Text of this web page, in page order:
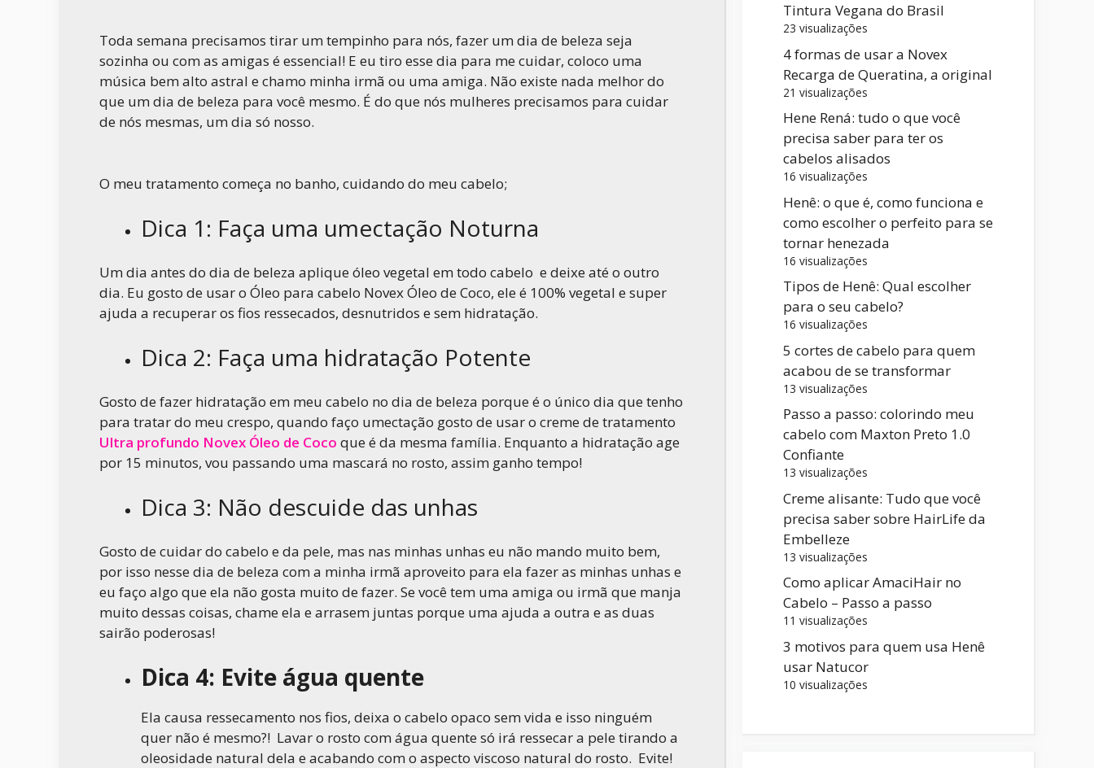
cima
ou
para
baixo
Toda semana precisamos tirar um tempinho para nós, fazer um dia de beleza seja
sozinha ou com as amigas é essencial! E eu tiro esse dia para me cuidar, coloco uma
música bem alto astral e chamo minha irmã ou uma amiga. Não existe nada melhor do
que um dia de beleza para você mesmo. É do que nós mulheres precisamos para cuidar
de nós mesmas, um dia só nosso.
O meu tratamento começa no banho, cuidando do meu cabelo;
Dica 1: Faça uma umectação Noturna
Um dia antes do dia de beleza aplique óleo vegetal em todo cabelo e deixe até o outro
dia. Eu gosto de usar o Óleo para cabelo Novex Óleo de Coco, ele é 100% vegetal e super
ajuda a recuperar os fios ressecados, desnutridos e sem hidratação.
Dica 2: Faça uma hidratação Potente
Gosto de fazer hidratação em meu cabelo no dia de beleza porque é o único dia que tenho
para tratar do meu crespo, quando faço umectação gosto de usar o creme de tratamento
Ultra profundo Novex Óleo de Coco que é da mesma família. Enquanto a hidratação age
por 15 minutos, vou passando uma mascará no rosto, assim ganho tempo!
Dica 3: Não descuide das unhas
Gosto de cuidar do cabelo e da pele, mas nas minhas unhas eu não mando muito bem,
por isso nesse dia de beleza com a minha irmã aproveito para ela fazer as minhas unhas e
eu faço algo que ela não gosta muito de fazer. Se você tem uma amiga ou irmã que manja
muito dessas coisas, chame ela e arrasem juntas porque uma ajuda a outra e as duas
sairão poderosas!
Dica 4: Evite água quente
Ela causa ressecamento nos fios, deixa o cabelo opaco sem vida e isso ninguém
quer não é mesmo?! Lavar o rosto com água quente só irá ressecar a pele tirando a
oleosidade natural dela e acabando com o aspecto viscoso natural do rosto. Evite!
Tintura Vegana do Brasil
23 visualizações
4 formas de usar a Novex
Recarga de Queratina, a original
21 visualizações
Hene Rená: tudo o que você
precisa saber para ter os
cabelos alisados
16 visualizações
Henê: o que é, como funciona e
como escolher o perfeito para se
tornar henezada
16 visualizações
Tipos de Henê: Qual escolher
para o seu cabelo?
16 visualizações
5 cortes de cabelo para quem
acabou de se transformar
13 visualizações
Passo a passo: colorindo meu
cabelo com Maxton Preto 1.0
Confiante
13 visualizações
Creme alisante: Tudo que você
precisa saber sobre HairLife da
Embelleze
13 visualizações
Como aplicar AmaciHair no
Cabelo – Passo a passo
11 visualizações
3 motivos para quem usa Henê
usar Natucor
10 visualizações